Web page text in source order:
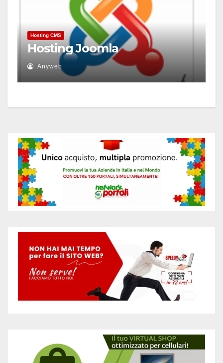
Hosting CMS
Hosting Joomla
Anyweb